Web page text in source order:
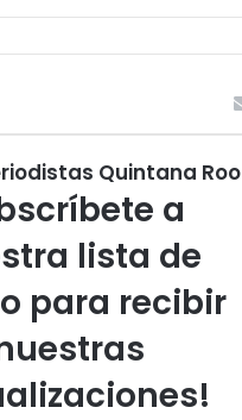
Quintana Roo
a
lista de
para recibir